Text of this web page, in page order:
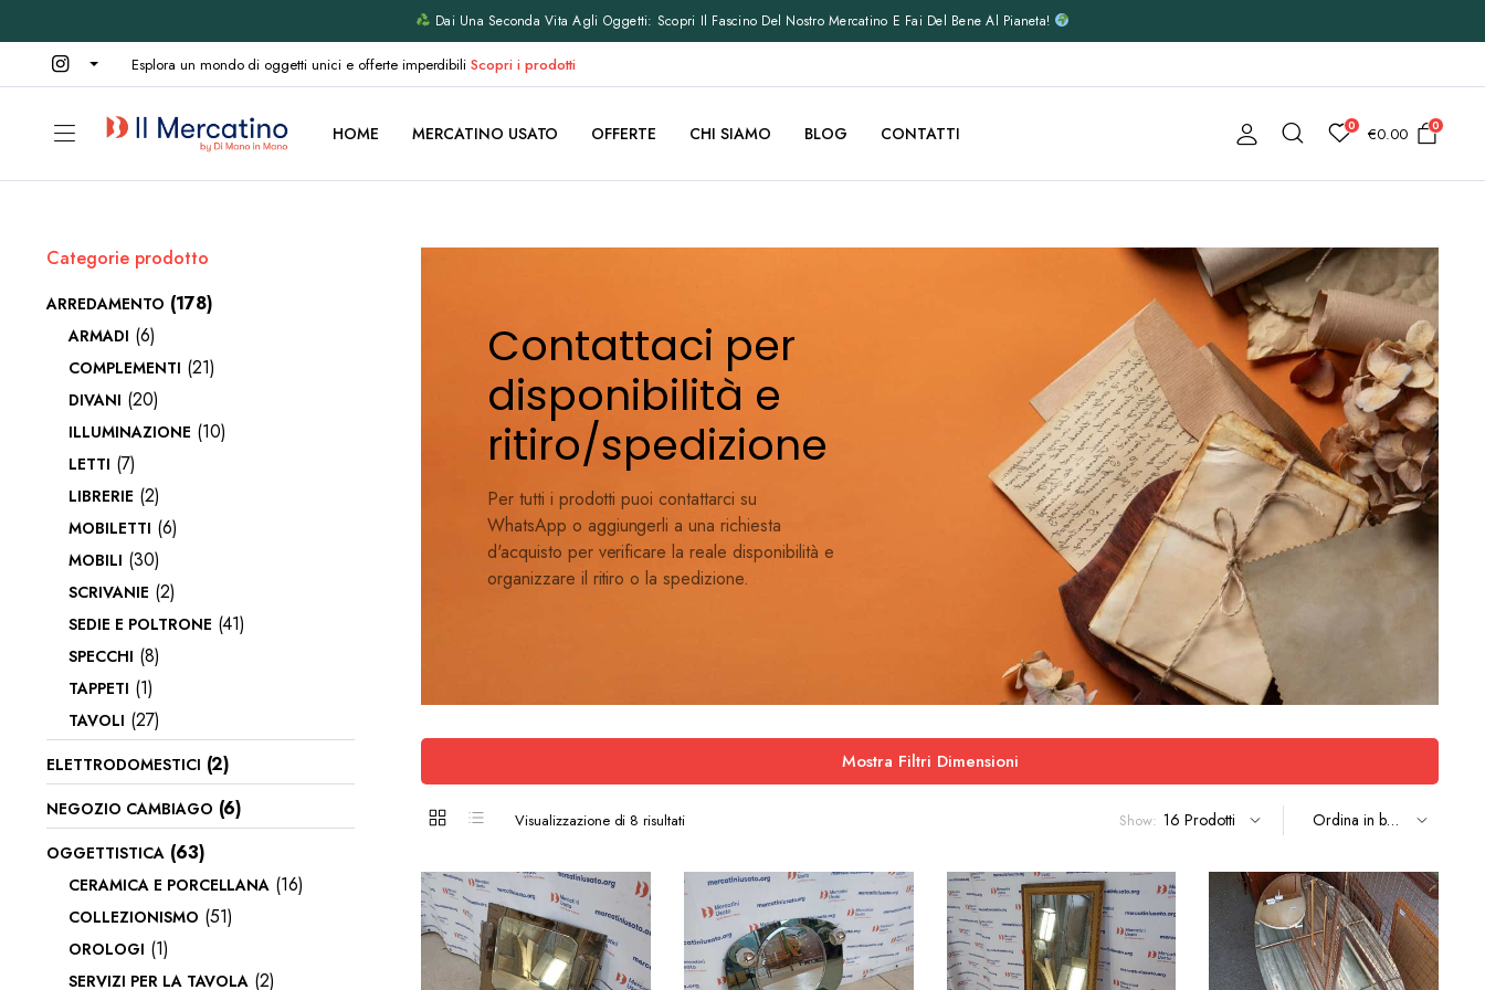
Dai Una Seconda Vita Agli Oggetti: Scopri Il Fascino Del Nostro Mercatino E Fai Del Bene Al Pianeta!
Esplora un mondo di oggetti unici e offerte imperdibiliScopri i prodotti
HOME MERCATINO USATO OFFERTE CHI SIAMO BLOG CONTATTI 0 €0.00 0
Contattaci per
disponibilità e
ritiro/spedizione
Per tutti i prodotti puoi contattarci su
WhatsApp o aggiungerli a una richiesta
d'acquisto per verificare la reale disponibilità e
organizzare il ritiro o la spedizione.
Mostra Filtri Dimensioni
Visualizzazione di 8 risultatiOrdina
al
più
recente
Show:
Categorie prodotto
ARREDAMENTO (178)
ARMADI (6)
COMPLEMENTI (21)
DIVANI (20)
ILLUMINAZIONE (10)
LETTI (7)
LIBRERIE (2)
MOBILETTI (6)
MOBILI (30)
SCRIVANIE (2)
SEDIE E POLTRONE (41)
SPECCHI (8)
TAPPETI (1)
TAVOLI (27)
ELETTRODOMESTICI (2)
NEGOZIO CAMBIAGO (6)
OGGETTISTICA (63)
CERAMICA E PORCELLANA (16)
COLLEZIONISMO (51)
OROLOGI (1)
SERVIZI PER LA TAVOLA (2)